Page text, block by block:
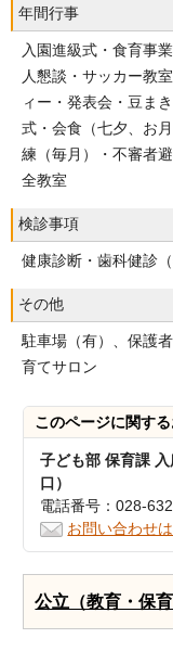
年間行事
入園進級式・食育事
人懇談・サッカー教
ィー・発表会・豆ま
式・会食（七夕、お
練（毎月）・不審者
全教室
検診事項
健康診断・歯科健診
その他
駐車場（有）、保護
育てサロン
このページに関する
子ども部 保育課
口）
電話番号：028-
お問い合わせ
公立（教育・保育